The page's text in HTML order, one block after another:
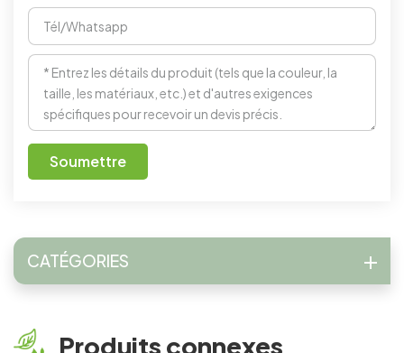
Soumettre
CATÉGORIES
Produits connexes